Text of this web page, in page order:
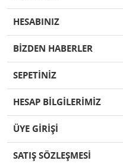
HESABINIZ
BİZDEN HABERLER
SEPETİNİZ
HESAP BİLGİLERİMİZ
ÜYE GİRİŞİ
SATIŞ SÖZLEŞMESİ